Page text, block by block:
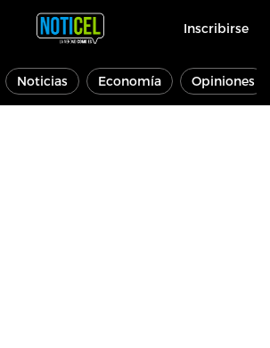
Inscribirse
Noticias Economía Opiniones